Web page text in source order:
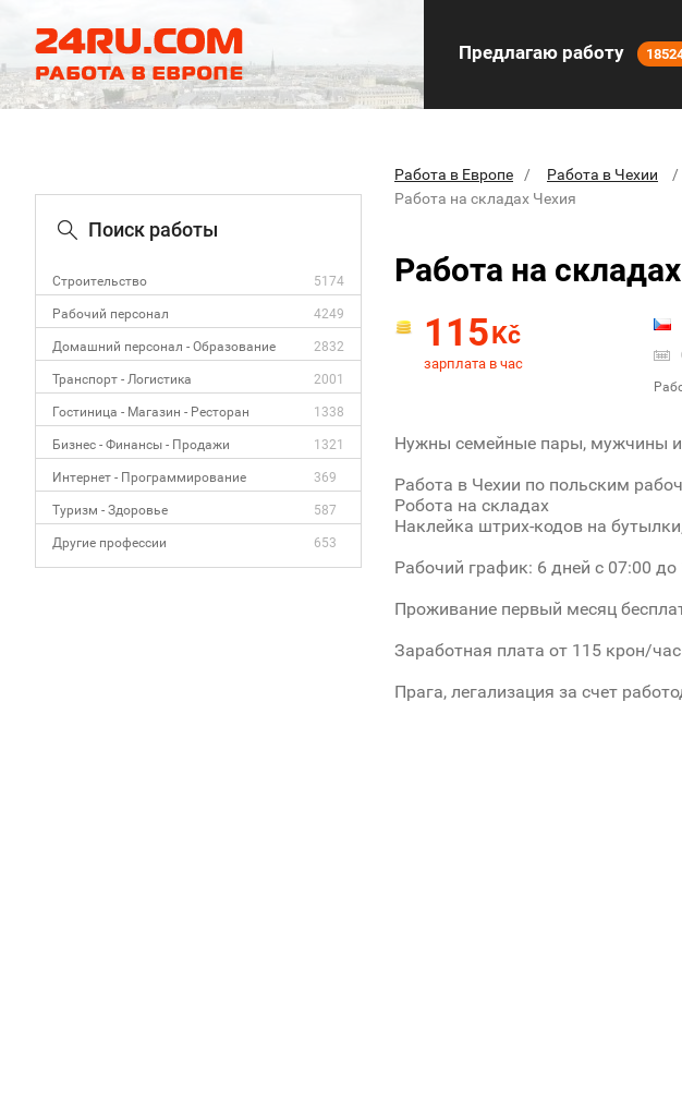
Предлагаю работу
Поиск работы
Строительство 5174
Рабочий персонал 4249
Домашний персонал - Образование 2832
Транспорт - Логистика 2001
Гостиница - Магазин - Ресторан 1338
Бизнес - Финансы - Продажи 1321
Интернет - Программирование 369
Туризм - Здоровье 587
Другие профессии 653
Работа в Европе Работа в Чехии
Работа на складах Чехия
Работа на
115Kč
зарплата в час
Нужны семейные пары, мужчины
Работа в Чехии по польским
Робота на складах
Наклейка штрих-кодов на
Рабочий график: 6 дней с 07:00 до
Проживание первый месяц
Заработная плата от 115 крон/час
Прага, легализация за счет